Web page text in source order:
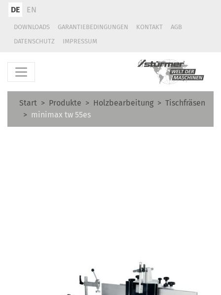
DE EN
DOWNLOADS GARANTIEBEDINGUNGEN KONTAKT
AGB
DATENSCHUTZ
IMPRESSUM
Start Produkte Holzbearbeitung
Tischfräsen
minimax tw 55es